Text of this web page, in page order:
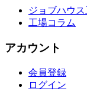
ジョブハウ
工場コラム
アカウント
会員登録
ログイン